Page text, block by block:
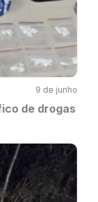
9 de junho
de drogas